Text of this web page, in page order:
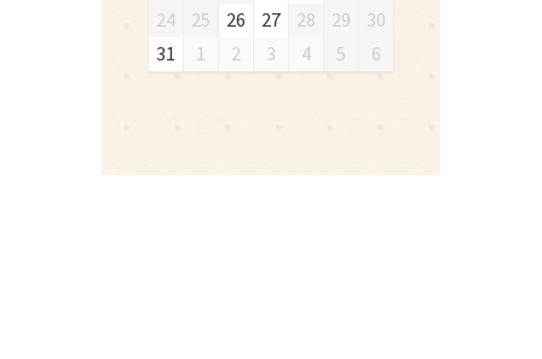
24
25 26 27 28 29
30
31
1 2 3 4 5 6